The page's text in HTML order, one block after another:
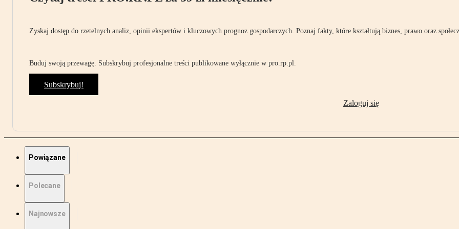
Zyskaj dostęp do rzetelnych analiz, opinii ekspertów i kluczowych prognoz gospodarczych. Poznaj fakty, które kształtują biznes, prawo oraz
Buduj swoją przewagę. Subskrybuj profesjonalne treści publikowane wyłącznie w pro.rp.pl.
Subskrybuj!
Zaloguj się
Powiązane
Polecane
Najnowsze